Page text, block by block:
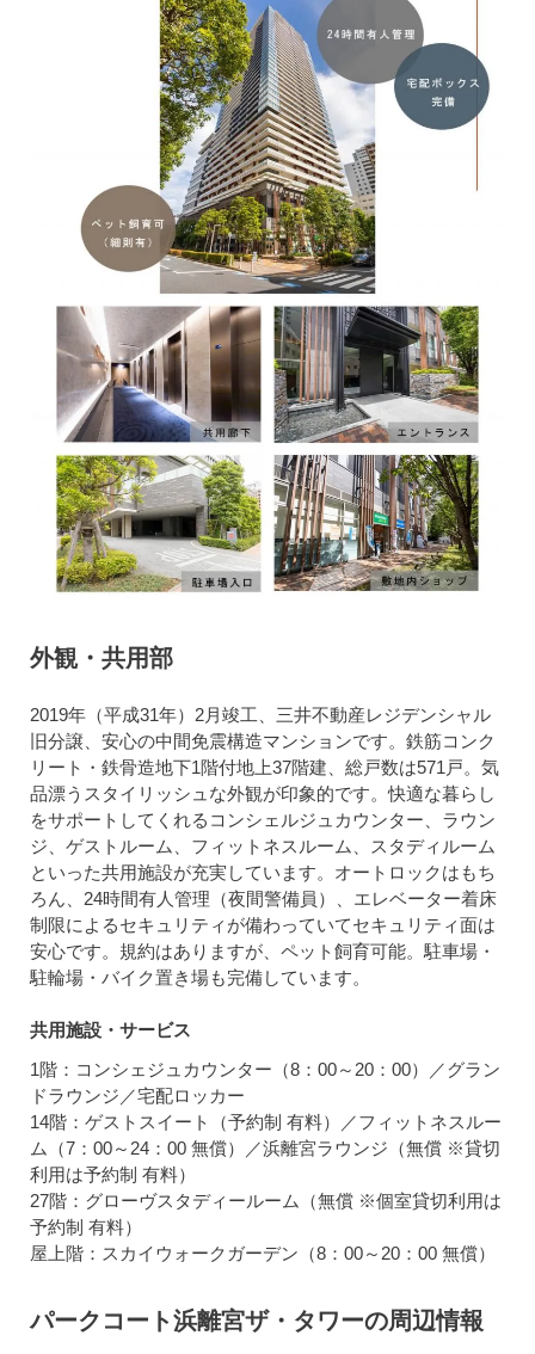
外観・共用部
2019年（平成31年）2月竣工、三井不動産レジデンシャル
旧分譲、安心の中間免震構造マンションです。鉄筋コンク
リート・鉄骨造地下1階付地上37階建、総戸数は571戸。気
品漂うスタイリッシュな外観が印象的です。快適な暮らし
をサポートしてくれるコンシェルジュカウンター、ラウン
ジ、ゲストルーム、フィットネスルーム、スタディルーム
といった共用施設が充実しています。オートロックはもち
ろん、24時間有人管理（夜間警備員）、エレベーター着床
制限によるセキュリティが備わっていてセキュリティ面は
安心です。規約はありますが、ペット飼育可能。駐車場・
駐輪場・バイク置き場も完備しています。
共用施設・サービス
1階：コンシェジュカウンター（8：00～20：00）／グラン
ドラウンジ／宅配ロッカー
14階：ゲストスイート（予約制 有料）／フィットネスルー
ム（7：00～24：00 無償）／浜離宮ラウンジ（無償 ※貸切
利用は予約制 有料）
27階：グローヴスタディールーム（無償 ※個室貸切利用は
予約制 有料）
屋上階：スカイウォークガーデン（8：00～20：00 無償）
パークコート浜離宮ザ・タワーの周辺情報